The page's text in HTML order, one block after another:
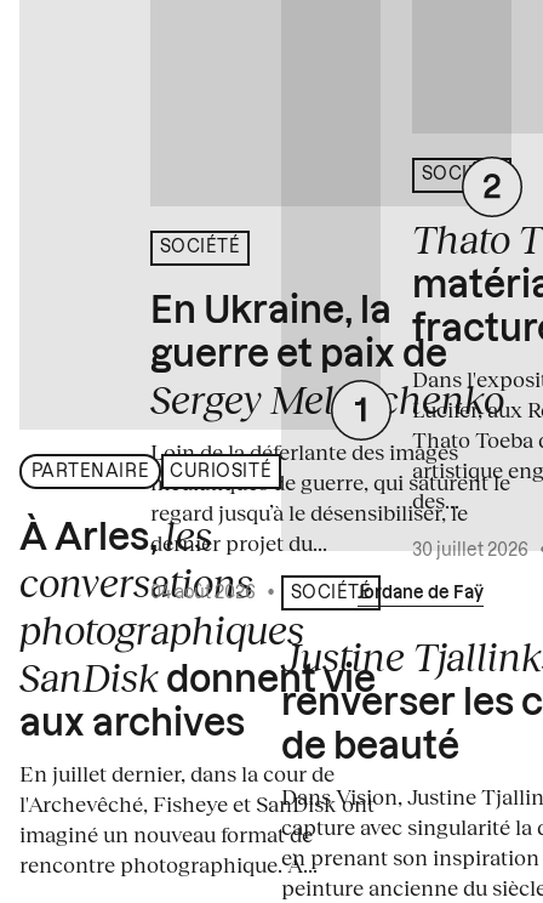
PARTENAIRE CURIOSITÉ
À Arles,les
conversations
photographiques
SanDisk donnent vie
aux archives
En juillet dernier, dans la cour de
l'Archevêché, Fisheye et SanDisk ont
imaginé un nouveau format de
rencontre photographique. À...
SOCIÉTÉ
En Ukraine, la
guerre et paix de
Sergey Melnitchenko
Loin de la déferlante des images
médiatiques de guerre, qui saturent le
regard jusqu’à le désensibiliser, le
dernier projet du...
04 août 2026 • Écrit par Jordane de Faÿ
SOCIÉTÉ
Justine
renverser les
de beauté
Dans Vision, Justine
capture avec singularité la
en prenant son inspiration
peinture ancienne du
SOCIÉTÉ
Thato
Dans
Lucifer, aux
Thato Toeba
artistique
des...
30 juillet 2026